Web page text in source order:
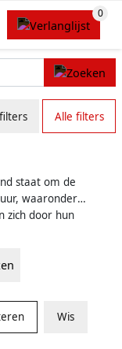
Alle filters
staat om de
waaronder
zich door hun
aantrekkelijke
en uitvoeringen.
Wis